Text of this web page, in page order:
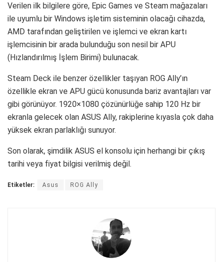
Verilen ilk bilgilere göre, Epic Games ve Steam mağazaları
ile uyumlu bir Windows işletim sisteminin olacağı cihazda,
AMD tarafından geliştirilen ve işlemci ve ekran kartı
işlemcisinin bir arada bulunduğu son nesil bir APU
(Hızlandırılmış İşlem Birimi) bulunacak.
Steam Deck ile benzer özellikler taşıyan ROG Ally’ın
özellikle ekran ve APU gücü konusunda bariz avantajları var
gibi görünüyor. 1920×1080 çözünürlüğe sahip 120 Hz bir
ekranla gelecek olan ASUS Ally, rakiplerine kıyasla çok daha
yüksek ekran parlaklığı sunuyor.
Son olarak, şimdilik ASUS el konsolu için herhangi bir çıkış
tarihi veya fiyat bilgisi verilmiş değil.
Etiketler: Asus ROG Ally